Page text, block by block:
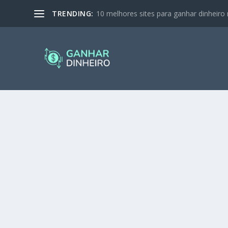
TRENDING: 10 melhores sites para ganhar dinheiro